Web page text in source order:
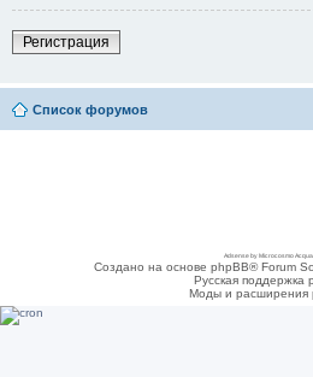
Регистрация
Список форумов
Adsense by Microcosmo
Создано на основе phpBB® Forum
Русская поддержка
Моды и расширения